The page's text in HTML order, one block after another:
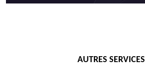
AUTRES SERVICES